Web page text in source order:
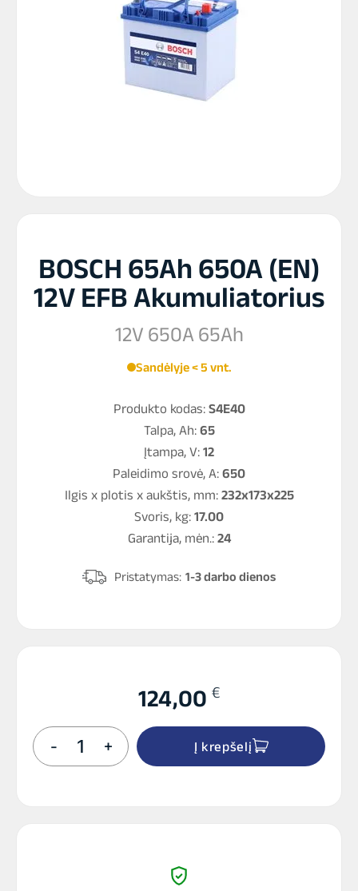
BOSCH 65Ah 650A (EN)
12V EFB Akumuliatorius
12V 650A 65Ah
Sandėlyje < 5 vnt.
Produkto kodas: S4E40
Talpa, Ah: 65
Įtampa, V: 12
Paleidimo srovė, A: 650
Ilgis x plotis x aukštis, mm: 232x173x225
Svoris, kg: 17.00
Garantija, mėn.: 24
Pristatymas: 1-3 darbo dienos
124,00 €
-
produkto
kiekis:
BOSCH
+ Į krepšelį